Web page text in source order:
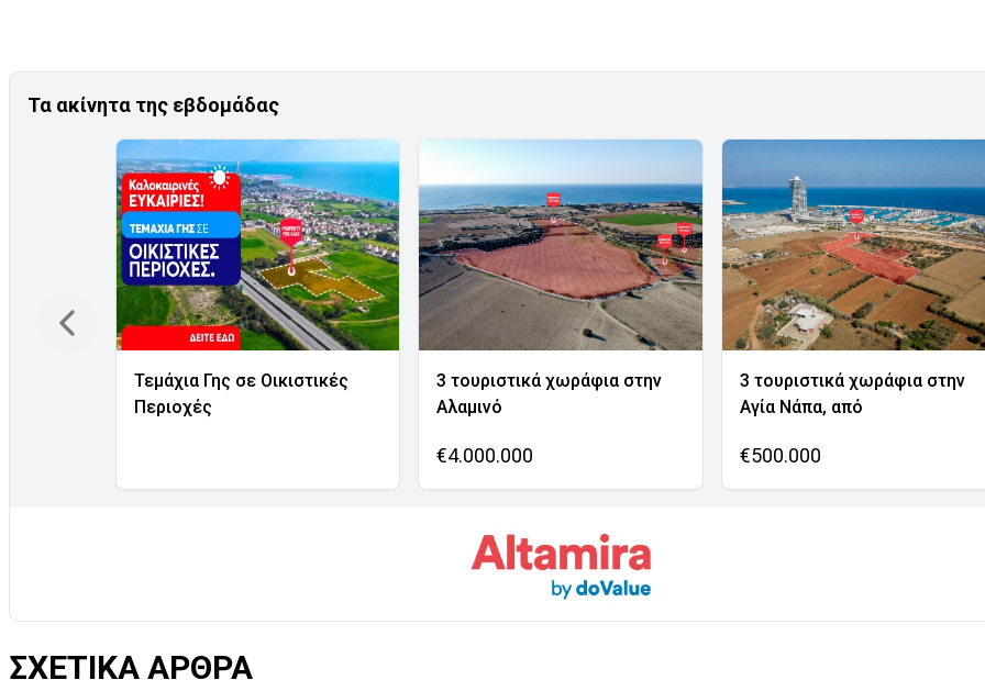
Τα ακίνητα της εβδομάδας
Τεμάχια Γης σε Οικιστικές
Περιοχές
3 τουριστικά χωράφια στην
Αλαμινό
€4.000.000
3 τουριστικά χωράφια στην
Αγία Νάπα, από
€500.000
ΣΧΕΤΙΚΑ ΑΡΘΡΑ